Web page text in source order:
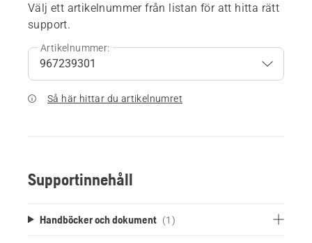
Välj ett artikelnummer från listan för att hitta rätt
support.
Artikelnummer:
Så här hittar du artikelnumret
Supportinnehåll
Handböcker och dokument (1)